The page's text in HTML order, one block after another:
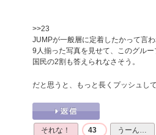
>>23
JUMPが一般層に定着したかって言
9人揃った写真を見せて、このグルー
国民の2割も答えられなさそう。
だと思うと、もっと長くプッシュし
それな！ 43 うーん…